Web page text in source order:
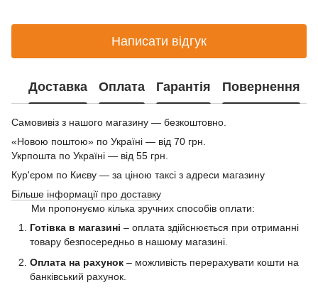
Написати відгук
Доставка Оплата Гарантія Повернення
Самовивіз з нашого магазину — безкоштовно.
«Новою поштою» по Україні — від 70 грн.
Укрпошта по Україні — від 55 грн.
Кур'єром по Києву — за ціною таксі з адреси магазину
Більше інформації про доставку
Ми пропонуємо кілька зручних способів оплати:
Готівка в магазині – оплата здійснюється при отриманні
товару безпосередньо в нашому магазині.
Оплата на рахунок – можливість перерахувати кошти на
банківський рахунок.